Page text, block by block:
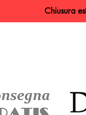
Chiusura